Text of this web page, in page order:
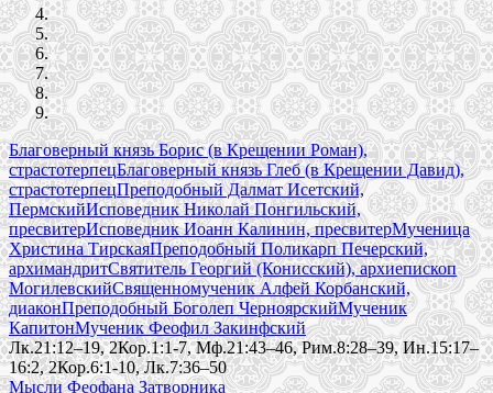
Благоверный князь Борис (в Крещении Роман),
страстотерпецБлаговерный князь Глеб (в Крещении Давид),
страстотерпецПреподобный Далмат Исетский,
ПермскийИсповедник Николай Понгильский,
пресвитерИсповедник Иоанн Калинин, пресвитерМученица
Христина ТирскаяПреподобный Поликарп Печерский,
архимандритСвятитель Георгий (Конисский), архиепископ
МогилевскийСвященномученик Алфей Корбанский,
диаконПреподобный Боголеп ЧерноярскийМученик
КапитонМученик Феофил Закинфский
Лк.21:12–19, 2Кор.1:1-7, Мф.21:43–46, Рим.8:28–39, Ин.15:17–
16:2, 2Кор.6:1-10, Лк.7:36–50
Мысли Феофана Затворника